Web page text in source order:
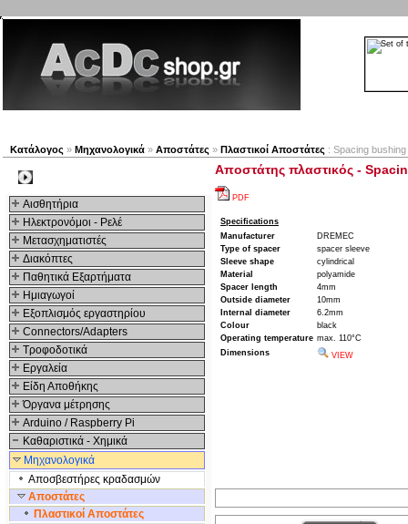
Κατάλογος » Μηχανολογικά » Αποστάτες » Πλαστικοί Αποστάτες : Spacing
Αισθητήρια
Ηλεκτρονόμοι - Ρελέ
Μετασχηματιστές
Διακόπτες
Παθητικά Εξαρτήματα
Hμιαγωγοί
Εξοπλισμός εργαστηρίου
Connectors/Adapters
Τροφοδοτικά
Εργαλεία
Είδη Αποθήκης
Όργανα μέτρησης
Arduino / Raspberry Pi
Καθαριστικά - Χημικά
Μηχανολογικά
Αποσβεστήρες κραδασμών
Αποστάτες
Πλαστικοί Αποστάτες
Αποστάτης πλαστικός -
PDF
Specifications
Manufacturer
DREMEC
Type of spacer
spacer sleeve
Sleeve shape
cylindrical
Material
polyamide
Spacer length
4mm
Outside diameter
10mm
Internal diameter
6.2mm
Colour
black
Operating temperature max. 110°C
Dimensions
VIEW